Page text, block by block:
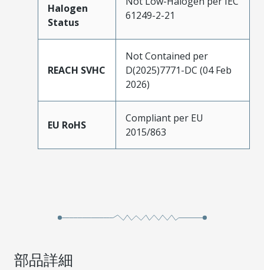
Halogen
Status
61249-2-21
REACH SVHC
Not Contained per
D(2025)7771-DC (04 Feb
2026)
EU RoHS
Compliant per EU
2015/863
部品詳細